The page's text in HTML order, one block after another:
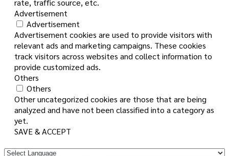
rate, traffic source, etc.
Advertisement
Advertisement
Advertisement cookies are used to provide visitors with
relevant ads and marketing campaigns. These cookies
track visitors across websites and collect information to
provide customized ads.
Others
Others
Other uncategorized cookies are those that are being
analyzed and have not been classified into a category as
yet.
SAVE & ACCEPT